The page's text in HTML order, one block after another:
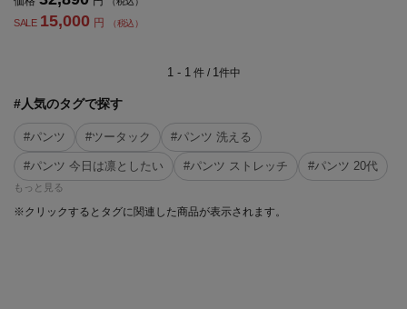
SALE 15,000 円 （税込）
1 - 1件 / 1件中
#人気のタグで探す
#パンツ #ツータック #パンツ 洗える
#パンツ 今日は凛としたい #パンツ ストレッチ #パンツ 20代
もっと見る
※クリックするとタグに関連した商品が表示されます。